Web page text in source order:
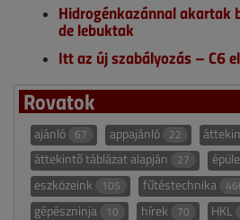
Hidrogénkazánnal akartak
de lebuktak
Itt az új szabályozás – C6
Rovatok
ajánló 67 appajánló 22
áttekintő táblázat alapján 27
eszközeink 105 fűtéstechnika
gépészninja 10 hírek 70 HKL